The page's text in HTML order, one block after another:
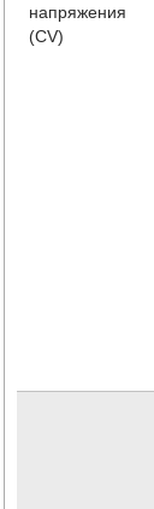
напряжения
(CV)